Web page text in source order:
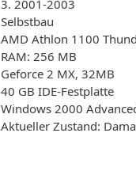
3. 2001-2003
Selbstbau
AMD Athlon 1100
RAM: 256 MB
Geforce 2 MX, 32MB
40 GB IDE-Festplatte
Windows 2000
Aktueller Zustand: